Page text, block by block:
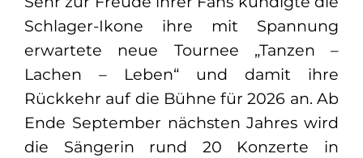
Schlager-Ikone ihre mit Spannung
erwartete neue Tournee „Tanzen –
Lachen – Leben“ und damit ihre
Rückkehr auf die Bühne für 2026 an. Ab
Ende September nächsten Jahres wird
die Sängerin rund 20 Konzerte in